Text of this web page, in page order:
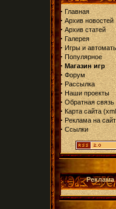
· Главная
· Архив новостей
· Архив статей
· Галерея
· Игры и
· Популярное
· Магазин игр
· Форум
· Рассылка
· Наши проекты
· Обратная связь
· Карта сайта(xml
· Реклама на
· Ссылки
Реклама